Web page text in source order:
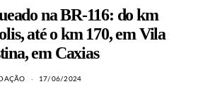
na BR-116: do km
até o km 170, em Vila
em Caxias
17/06/2024